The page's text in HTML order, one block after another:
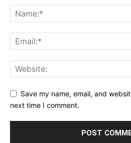
Save my name, email, and
next time I comment.